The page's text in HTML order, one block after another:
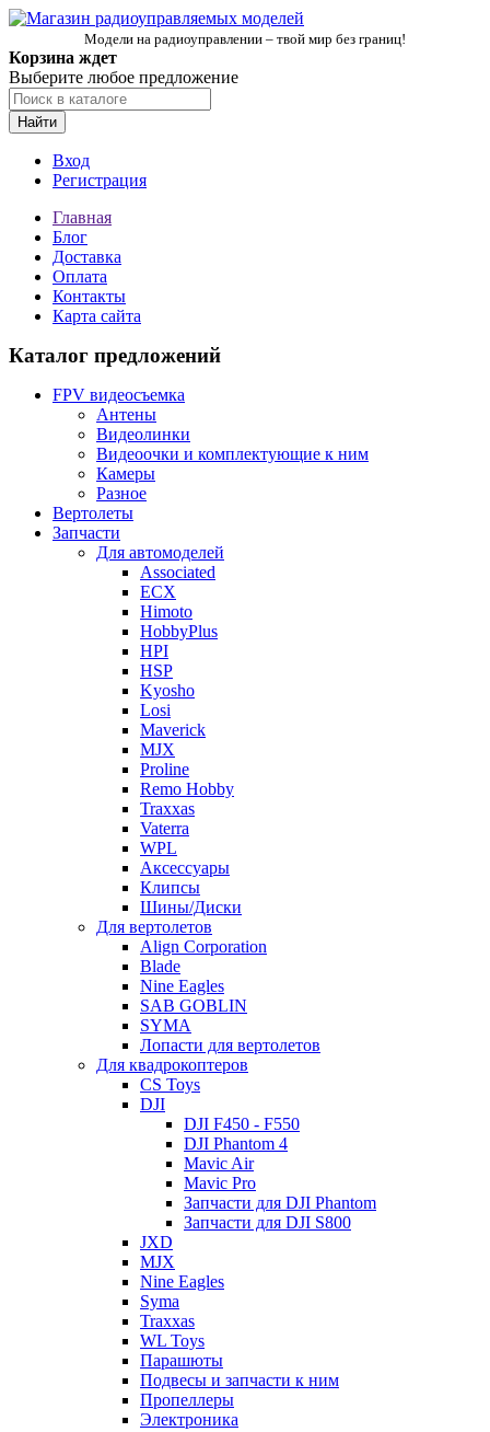
Модели на радиоуправлении – твой мир без границ!
Корзина ждет
Выберите любое предложение
Найти
Вход
Регистрация
Главная
Блог
Доставка
Оплата
Контакты
Карта сайта
Каталог предложений
FPV видеосъемка
Антены
Видеолинки
Видеоочки и комплектующие к ним
Камеры
Разное
Вертолеты
Запчасти
Для автомоделей
Associated
ECX
Himoto
HobbyPlus
HPI
HSP
Kyosho
Losi
Maverick
MJX
Proline
Remo Hobby
Traxxas
Vaterra
WPL
Аксессуары
Клипсы
Шины/Диски
Для вертолетов
Align Corporation
Blade
Nine Eagles
SAB GOBLIN
SYMA
Лопасти для вертолетов
Для квадрокоптеров
CS Toys
DJI
DJI F450 - F550
DJI Phantom 4
Mavic Air
Mavic Pro
Запчасти для DJI Phantom
Запчасти для DJI S800
JXD
MJX
Nine Eagles
Syma
Traxxas
WL Toys
Парашюты
Подвесы и запчасти к ним
Пропеллеры
Электроника